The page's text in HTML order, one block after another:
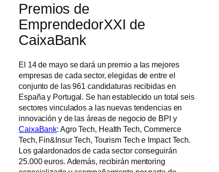
Premios de
EmprendedorXXI de
CaixaBank
El 14 de mayo se dará un premio a las mejores
empresas de cada sector, elegidas de entre el
conjunto de las 961 candidaturas recibidas en
España y Portugal. Se han establecido un total seis
sectores vinculados a las nuevas tendencias en
innovación y de las áreas de negocio de BPI y
CaixaBank: Agro Tech, Health Tech, Commerce
Tech, Fin&Insur Tech, Tourism Tech e Impact Tech.
Los galardonados de cada sector conseguirán
25.000 euros. Además, recibirán mentoring